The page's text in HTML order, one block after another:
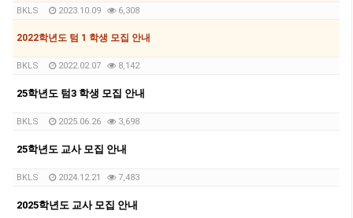
BKLS 2023.10.09 6,308
2022학년도 텀 1 학생 모집 안내
BKLS 2022.02.07 8,142
25학년도 텀3 학생 모집 안내
BKLS 2025.06.26 3,698
25학년도 교사 모집 안내
BKLS 2024.12.21 7,483
2025학년도 교사 모집 안내